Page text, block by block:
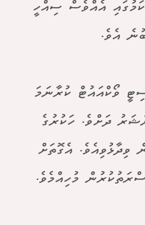
އެއްވެސް ސިއްހީ
އެވެ.
ވޯކްއައުޓް ކުރާނަމަ
ދަށްވެ. ހަކުރުގެ
ވިދާޅުވިއެވެ. އެގޮތަށް
މުހިއްމެވެ.